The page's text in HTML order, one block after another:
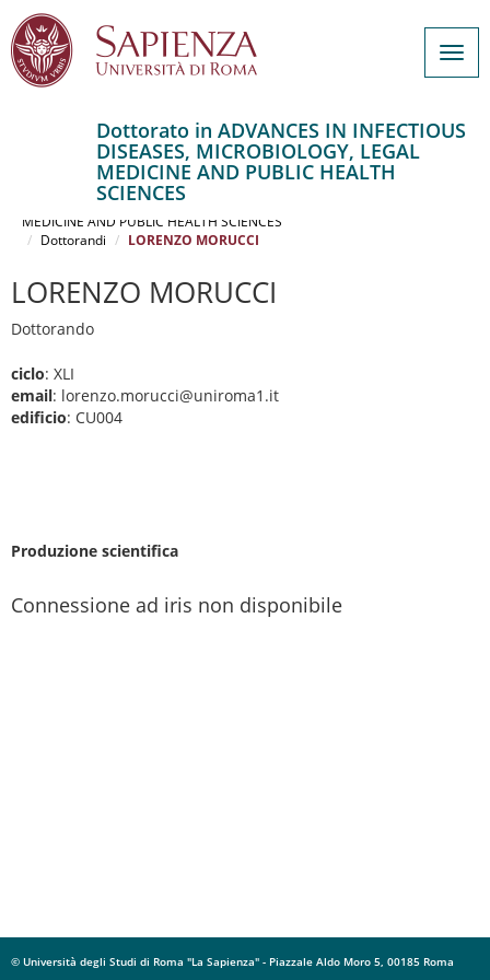
principale
Dottorato in ADVANCES IN INFECTIOUS
DISEASES, MICROBIOLOGY, LEGAL
MEDICINE AND PUBLIC HEALTH
SCIENCES
ADVANCES IN INFECTIOUS DISEASES, MICROBIOLOGY, LEGAL
MEDICINE AND PUBLIC HEALTH SCIENCES
Dottorandi
LORENZO MORUCCI
LORENZO MORUCCI
Dottorando
ciclo: XLI
email: lorenzo.morucci@uniroma1.it
edificio: CU004
Produzione scientifica
Connessione ad iris non disponibile
© Università degli Studi di Roma "La Sapienza" - Piazzale Aldo Moro 5, 00185 Roma